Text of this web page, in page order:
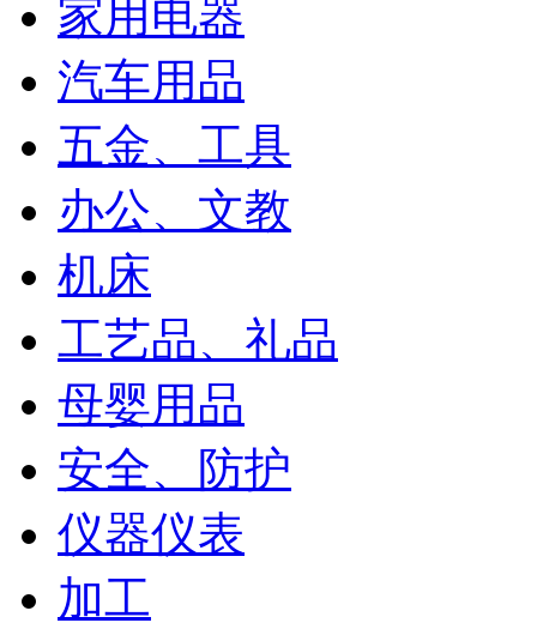
家用电器
汽车用品
五金、工具
办公、文教
机床
工艺品、礼品
母婴用品
安全、防护
仪器仪表
加工